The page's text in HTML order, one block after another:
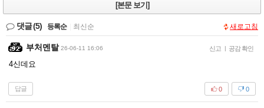
[본문 보기]
댓글(5) 등록순 최신순 새로고침
부처멘탈 26-06-11 16:06 신고 | 공감 확인
4신데요
답글 0
0